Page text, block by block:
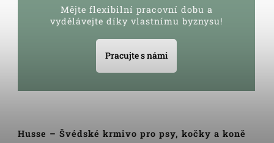
Mějte flexibilní pracovní dobu a
vydělávejte díky vlastnímu byznysu!
Pracujte s námi
Husse – Švédské krmivo pro psy, kočky a koně